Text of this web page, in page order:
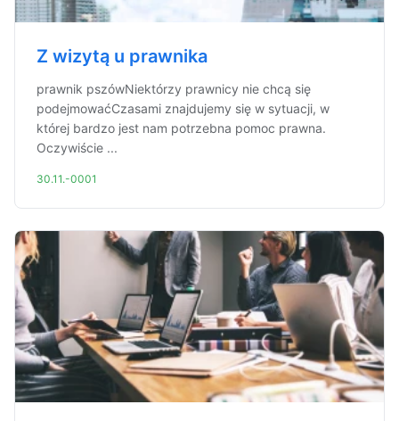
Z wizytą u prawnika
prawnik pszówNiektórzy prawnicy nie chcą się
podejmowaćCzasami znajdujemy się w sytuacji, w
której bardzo jest nam potrzebna pomoc prawna.
Oczywiście ...
30.11.-0001